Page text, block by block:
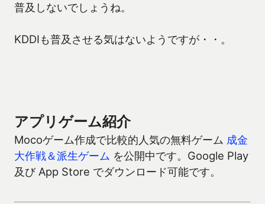
普及しないでしょうね。
KDDIも普及させる気はないようですが・・。
アプリゲーム紹介
Mocoゲーム作成で比較的人気の無料ゲーム 成金
大作戦＆派生ゲーム を公開中です。Google Play
及び App Store でダウンロード可能です。